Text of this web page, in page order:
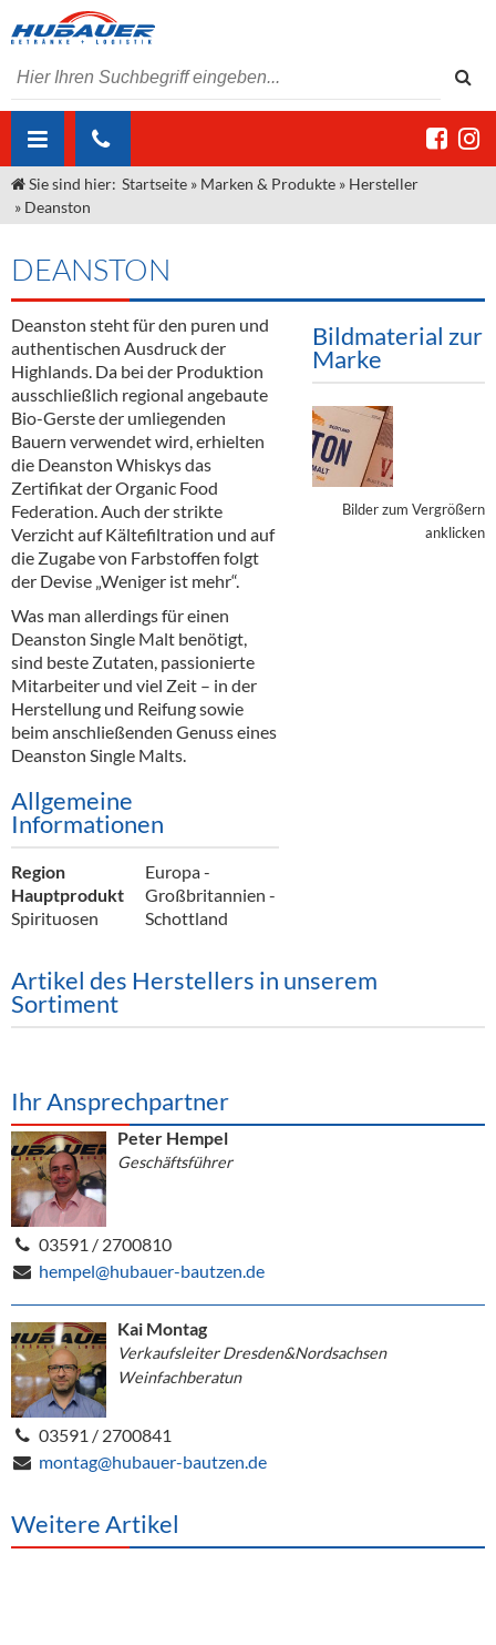
ÜBER UNS
Unser Liefergebiet
Unser Team
Kontakt
Angebote Gastronomie & Großhandel
Gastronomie
Großhandel
Innovation - Die Neue Art des Bierzapfens
"DroughtMaster"
Neuigkeiten
Termine
MARKEN & PRODUKTE
Weine & Schaumwein
Sirup
Spirituosen
Bier
Alkoholfreie Getränke
Öle & Küchenartikel
Kaffee
Barzubehör
Equipment
Verpackung
DIENSTLEISTUNGEN
Kommisionskauf & Lieferbedingungen
Fremddienstleistungen
Sie sind hier: Startseite » Marken & Produkte » Hersteller
» Deanston
DEANSTON
Deanston steht für den puren und
authentischen Ausdruck der
Highlands. Da bei der Produktion
ausschließlich regional angebaute
Bio-Gerste der umliegenden
Bauern verwendet wird, erhielten
die Deanston Whiskys das
Zertifikat der Organic Food
Federation. Auch der strikte
Verzicht auf Kältefiltration und auf
die Zugabe von Farbstoffen folgt
der Devise „Weniger ist mehr“.
Was man allerdings für einen
Deanston Single Malt benötigt,
sind beste Zutaten, passionierte
Mitarbeiter und viel Zeit – in der
Herstellung und Reifung sowie
beim anschließenden Genuss eines
Deanston Single Malts.
Allgemeine
Informationen
Region
Europa -
Großbritannien -
Schottland
Hauptprodukt
Spirituosen
Bildmaterial zur
Marke
Bilder zum Vergrößern
anklicken
Artikel des Herstellers in unserem
Sortiment
Ihr Ansprechpartner
Peter Hempel
Geschäftsführer
03591 / 2700810
hempel@hubauer-bautzen.de
Kai Montag
Verkaufsleiter Dresden&Nordsachsen
Weinfachberatun
03591 / 2700841
montag@hubauer-bautzen.de
Weitere Artikel